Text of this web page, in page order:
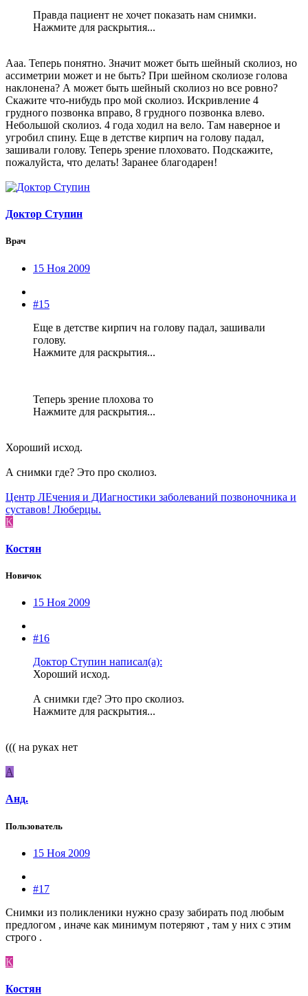
Правда пациент не хочет показать нам снимки.
Нажмите для раскрытия...
Ааа. Теперь понятно. Значит может быть шейный сколиоз, но
ассиметрии может и не быть? При шейном сколиозе голова
наклонена? А может быть шейный сколиоз но все ровно?
Скажите что-нибудь про мой сколиоз. Искривление 4
грудного позвонка вправо, 8 грудного позвонка влево.
Небольшой сколиоз. 4 года ходил на вело. Там наверное и
угробил спину. Еще в детстве кирпич на голову падал,
зашивали голову. Теперь зрение плоховато. Подскажите,
пожалуйста, что делать! Заранее благодарен!
Доктор Ступин
Врач
15 Ноя 2009
#15
Еще в детстве кирпич на голову падал, зашивали
голову.
Нажмите для раскрытия...
Теперь зрение плохова то
Нажмите для раскрытия...
Хороший исход.
А снимки где? Это про сколиоз.
Центр ЛЕчения и ДИагностики заболеваний позвоночника и
суставов! Люберцы.
К
Костян
Новичок
15 Ноя 2009
#16
Доктор Ступин написал(а):
Хороший исход.
А снимки где? Это про сколиоз.
Нажмите для раскрытия...
((( на руках нет
А
Анд.
Пользователь
15 Ноя 2009
#17
Снимки из поликленики нужно сразу забирать под любым
предлогом , иначе как минимум потеряют , там у них с этим
строго .
К
Костян